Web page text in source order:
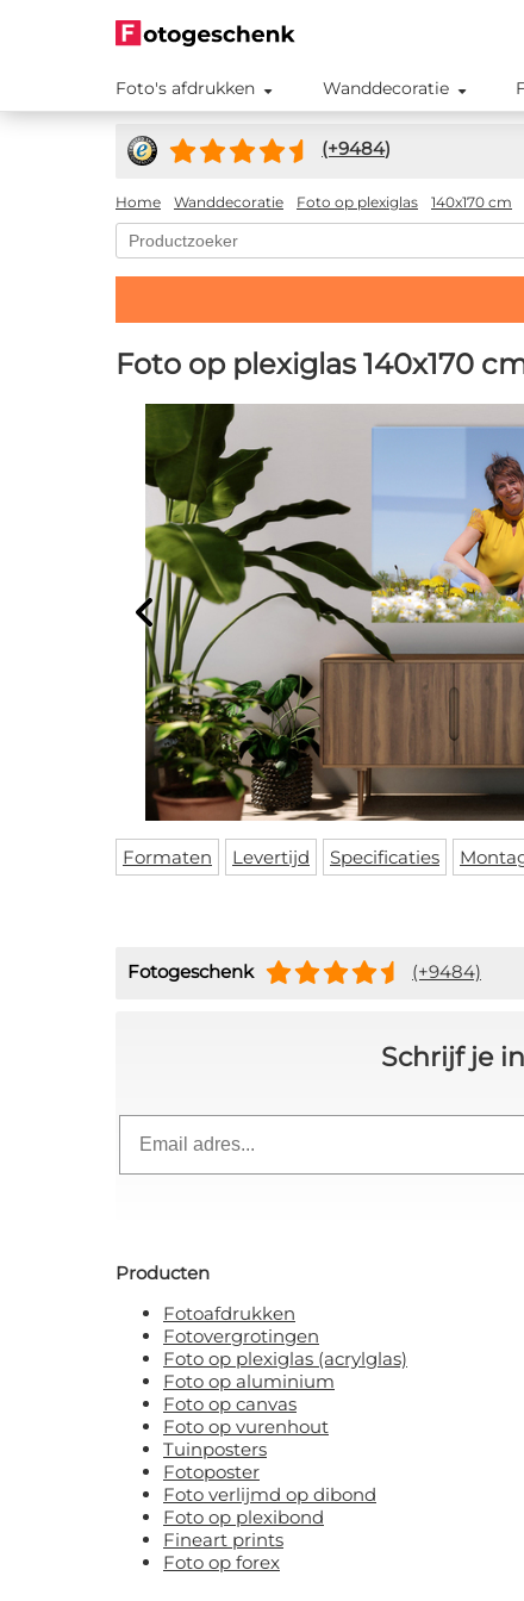
Foto's afdrukken Wanddecoratie
(+9484)
Home Wanddecoratie Foto op plexiglas 140x170 cm
Foto op plexiglas 140x170
Formaten Levertijd Specificaties
Fotogeschenk (+9484)
Schrijf je
Producten
Fotoafdrukken
Fotovergrotingen
Foto op plexiglas (acrylglas)
Foto op aluminium
Foto op canvas
Foto op vurenhout
Tuinposters
Fotoposter
Foto verlijmd op dibond
Foto op plexibond
Fineart prints
Foto op forex